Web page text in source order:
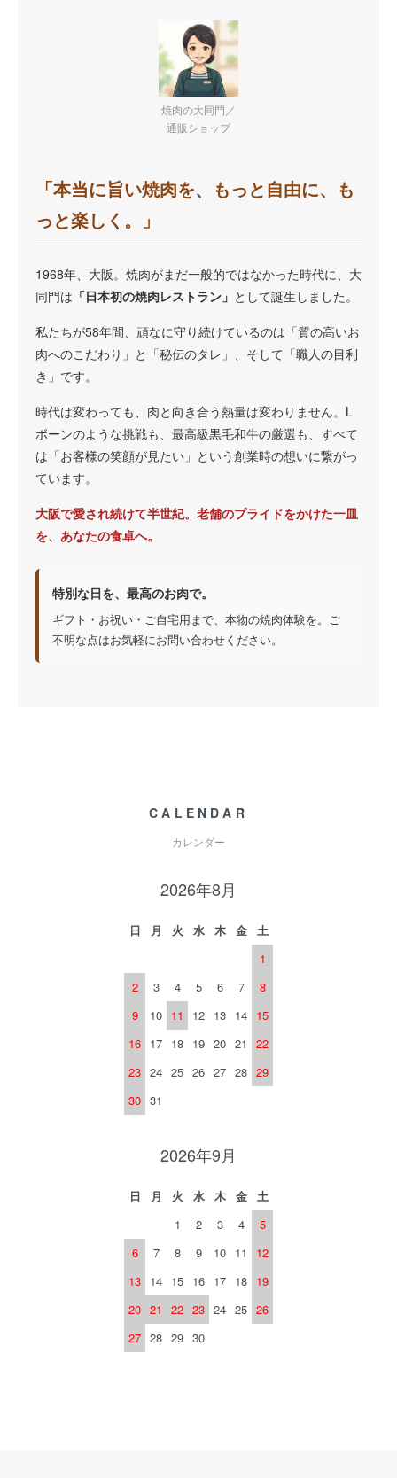
焼肉の大同門／
通販ショップ
「本当に旨い焼肉を、もっと自由に、も
っと楽しく。」
1968年、大阪。焼肉がまだ一般的ではなかった時代に、大
同門は 「日本初の焼肉レストラン」 として誕生しました。
私たちが58年間、頑なに守り続けているのは「質の高いお
肉へのこだわり」と「秘伝のタレ」、そして「職人の目利
き」です。
時代は変わっても、肉と向き合う熱量は変わりません。L
ボーンのような挑戦も、最高級黒毛和牛の厳選も、すべて
は「お客様の笑顔が見たい」という創業時の想いに繋がっ
ています。
大阪で愛され続けて半世紀。老舗のプライドをかけた一皿
を、あなたの食卓へ。
特別な日を、最高のお肉で。
ギフト・お祝い・ご自宅用まで、本物の焼肉体験を。ご
不明な点はお気軽にお問い合わせください。
CALENDAR
カレンダー
2026年8月
日 月 火 水 木 金
土
1
2
3 4 5 6 7
8
9
10 11 12 13 14 15
16 17 18 19 20 21
22
23 24 25 26 27 28 29
30 31
2026年9月
日 月 火 水 木 金
土
1
2 3 4
5
6
7 8 9 10 11
12
13 14 15 16 17 18 19
20 21 22 23 24 25 26
27 28 29 30